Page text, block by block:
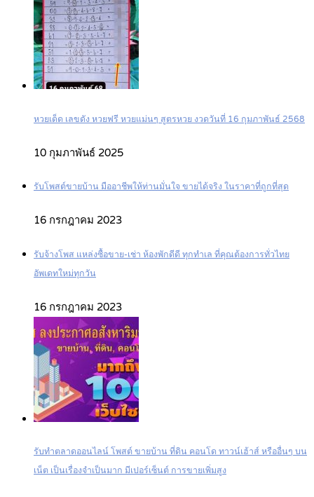
หวยเด็ด เลขดัง หวยฟรี หวยแม่นๆ สูตรหวย งวดวันที่ 16 กุมภาพันธ์ 2568
10 กุมภาพันธ์ 2025
รับโพสต์ขายบ้าน มืออาชีพให้ท่านมั่นใจ ขายได้จริง ในราคาที่ถูกที่สุด
16 กรกฎาคม 2023
รับจ้างโพส แหล่งซื้อขาย-เช่า ห้องพักดีดี ทุกทำเล ที่คุณต้องการทั่วไทย
อัพเดทใหม่ทุกวัน
16 กรกฎาคม 2023
รับทำตลาดออนไลน์ โพสต์ ขายบ้าน ที่ดิน คอนโด ทาวน์เฮ้าส์ หรืออื่นๆ บน
เน็ต เป็นเรื่องจำเป็นมาก มีเปอร์เซ็นต์ การขายเพิ่มสูง